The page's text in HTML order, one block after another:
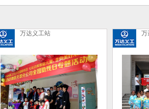
万达义工站 万